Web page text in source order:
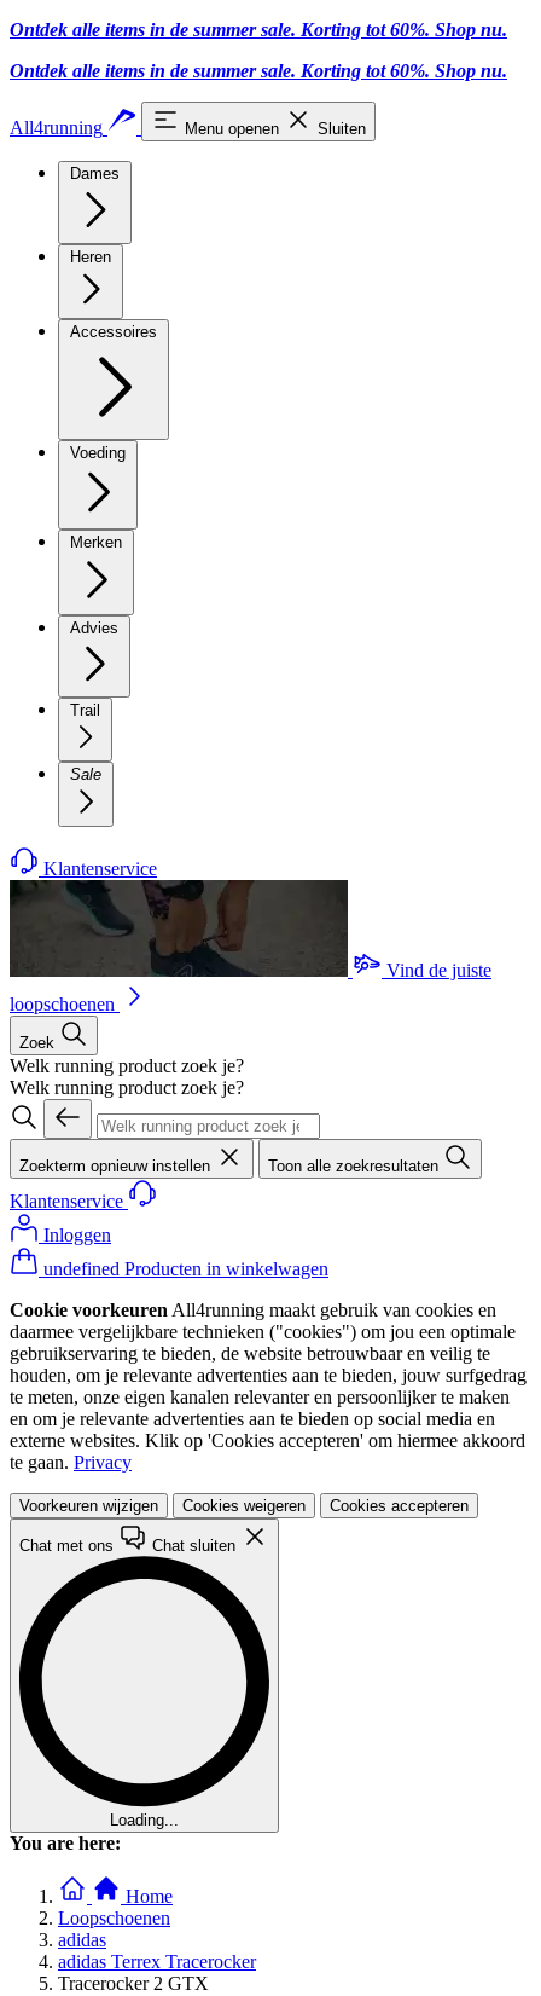
Ontdek alle items in de summer sale. Korting tot 60%. Shop nu.
Ontdek alle items in de summer sale. Korting tot 60%. Shop nu.
All4running Menu openen Sluiten
Dames
Heren
Accessoires
Voeding
Merken
Advies
Trail
Sale
Klantenservice
Vind de juiste
loopschoenen
Zoek
Welk running product zoek je?
Welk running product zoek je?
Zoekterm opnieuw instellen Toon alle zoekresultaten
Klantenservice
Inloggen
undefined Producten in winkelwagen
Cookie voorkeuren All4running maakt gebruik van cookies en
daarmee vergelijkbare technieken ("cookies") om jou een optimale
gebruikservaring te bieden, de website betrouwbaar en veilig te
houden, om je relevante advertenties aan te bieden, jouw surfgedrag
te meten, onze eigen kanalen relevanter en persoonlijker te maken
en om je relevante advertenties aan te bieden op social media en
externe websites. Klik op 'Cookies accepteren' om hiermee akkoord
te gaan. Privacy
Voorkeuren wijzigen Cookies weigeren Cookies accepteren
Chat met ons Chat sluiten
Loading...
You are here:
Home
Loopschoenen
adidas
adidas Terrex Tracerocker
Tracerocker 2 GTX